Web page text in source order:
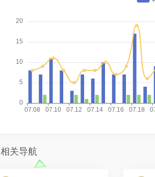
相关导航